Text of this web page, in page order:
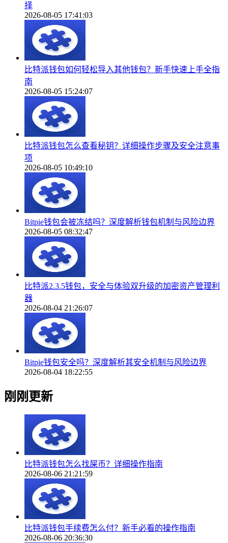
择
2026-08-05 17:41:03
比特派钱包如何轻松导入其他钱包？新手快速上手全指
南
2026-08-05 15:24:07
比特派钱包怎么查看秘钥？详细操作步骤及安全注意事
项
2026-08-05 10:49:10
Bitpie钱包会被冻结吗？深度解析钱包机制与风险边界
2026-08-05 08:32:47
比特派2.3.5钱包，安全与体验双升级的加密资产管理利
器
2026-08-04 21:26:07
Bitpie钱包安全吗？深度解析其安全机制与风险边界
2026-08-04 18:22:55
刚刚更新
比特派钱包怎么找屎币？详细操作指南
2026-08-06 21:21:59
比特派钱包手续费怎么付？新手必看的操作指南
2026-08-06 20:36:30